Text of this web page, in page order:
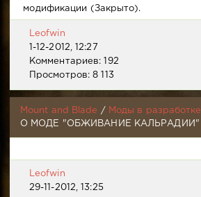
модификации (Закрыто).
Leofwin
1-12-2012, 12:27
Комментариев: 192
Просмотров: 8 113
Mount and Blade /
Моды в разработке
О МОДЕ "ОБЖИВАНИЕ КАЛЬРАДИИ"
Leofwin
29-11-2012, 13:25